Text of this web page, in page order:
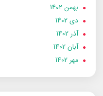
بهمن 1402
دی 1402
آذر 1402
آبان 1402
مهر 1402